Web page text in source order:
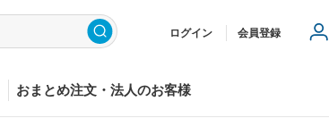
ログイン 会員登録
おまとめ注文・法人のお客様